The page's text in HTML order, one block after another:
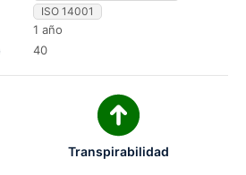
ISO 14001
1 año
40
Transpirabilidad